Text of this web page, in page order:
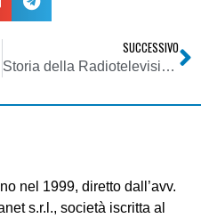
SUCCESSIVO
Storia della Radiotelevisione Italiana. 3 novembre 1945, nasce Radio Venezia Giulia, emittente (solo formalmente pirata) per incentivare la liberazione dell’Istria
nel 1999, diretto dall’avv.
s.r.l., società iscritta al